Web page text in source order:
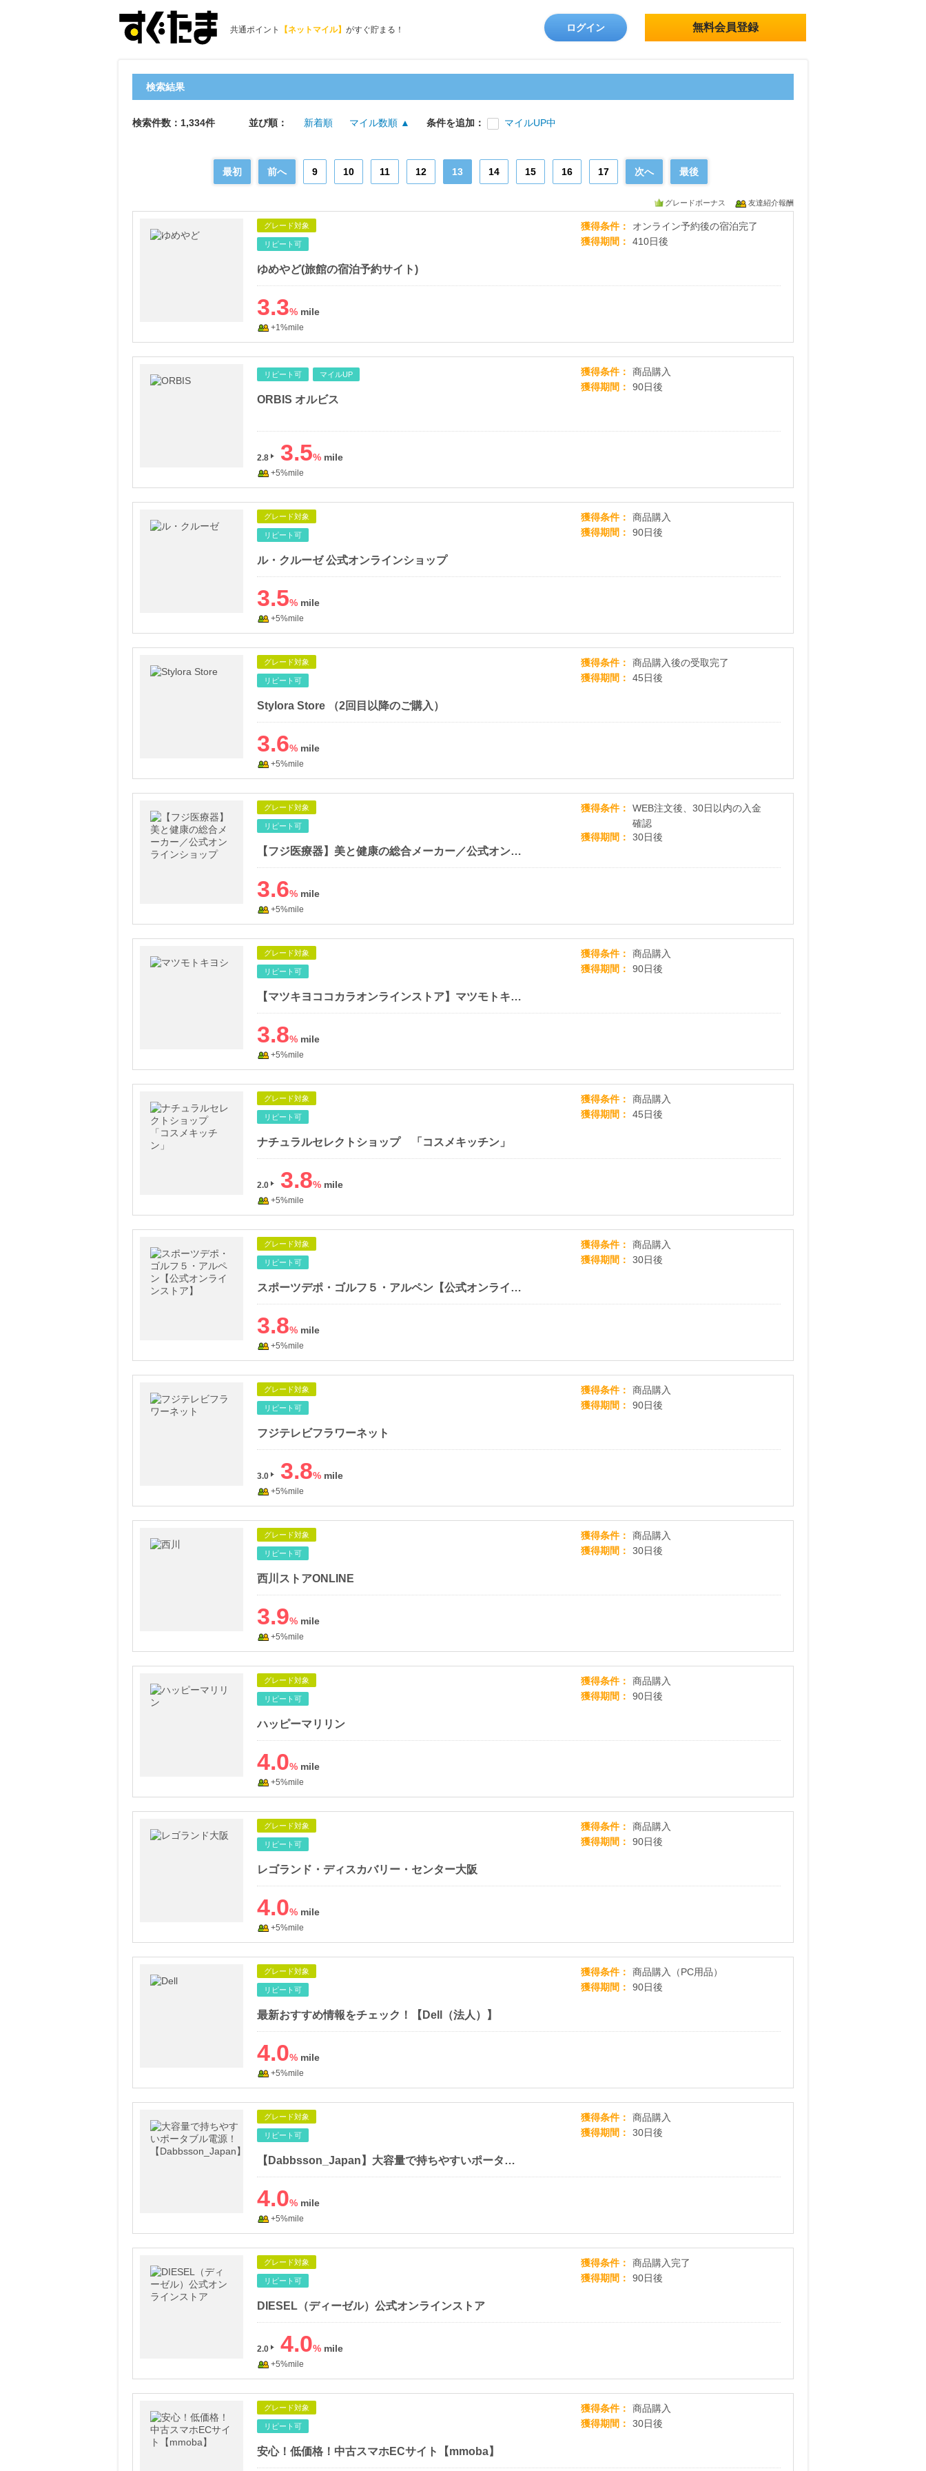
共通ポイント 【ネットマイル】 がすぐ貯まる！ ログイン 無料会員登録
検索結果
検索件数：1,334件 並び順： 新着順 マイル数順 ▲ 条件を追加： マイルUP中
最初 前へ 9 10 11 12 13 14 15 16 17 次へ 最後
グレードボーナス 友達紹介報酬
グレード対象
リピート可
ゆめやど(旅館の宿泊予約サイト)
獲得条件
オンライン予約後の宿泊完了
獲得期間
410日後
3.3%
+1%mile
リピート可 マイルUP
ORBIS オルビス
獲得条件
商品購入
獲得期間
90日後
2.8 3.5%
+5%mile
グレード対象
リピート可
ル・クルーゼ 公式オンラインショップ
獲得条件
商品購入
獲得期間
90日後
3.5%
+5%mile
グレード対象
リピート可
Stylora Store （2回目以降のご購入）
獲得条件
商品購入後の受取完了
獲得期間
45日後
3.6%
+5%mile
グレード対象
リピート可
【フジ医療器】美と健康の総合メーカー／公式オンラインショップ
獲得条件
WEB注文後、30日以内の入金
確認
獲得期間
30日後
3.6%
+5%mile
グレード対象
リピート可
【マツキヨココカラオンラインストア】マツモトキヨシ・ココカラファイン公式通販サイト
獲得条件
商品購入
獲得期間
90日後
3.8%
+5%mile
グレード対象
リピート可
ナチュラルセレクトショップ 「コスメキッチン」
獲得条件
商品購入
獲得期間
45日後
2.0 3.8%
+5%mile
グレード対象
リピート可
スポーツデポ・ゴルフ５・アルペン【公式オンラインストア】
獲得条件
商品購入
獲得期間
30日後
3.8%
+5%mile
グレード対象
リピート可
フジテレビフラワーネット
獲得条件
商品購入
獲得期間
90日後
3.0 3.8%
+5%mile
グレード対象
リピート可
西川ストアONLINE
獲得条件
商品購入
獲得期間
30日後
3.9%
+5%mile
グレード対象
リピート可
ハッピーマリリン
獲得条件
商品購入
獲得期間
90日後
4.0%
+5%mile
グレード対象
リピート可
レゴランド・ディスカバリー・センター大阪
獲得条件
商品購入
獲得期間
90日後
4.0%
+5%mile
グレード対象
リピート可
最新おすすめ情報をチェック！【Dell（法人）】
獲得条件
商品購入（PC用品）
獲得期間
90日後
4.0%
+5%mile
グレード対象
リピート可
【Dabbsson_Japan】大容量で持ちやすいポータブル電源！
獲得条件
商品購入
獲得期間
30日後
4.0%
+5%mile
グレード対象
リピート可
DIESEL（ディーゼル）公式オンラインストア
獲得条件
商品購入完了
獲得期間
90日後
2.0 4.0%
+5%mile
グレード対象
リピート可
安心！低価格！中古スマホECサイト【mmoba】
獲得条件
商品購入
獲得期間
30日後